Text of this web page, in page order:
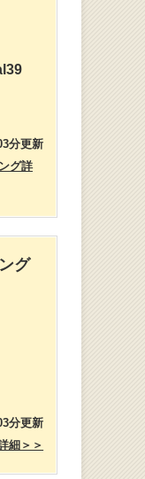
分更新
グ詳
グ
分更新
細＞＞